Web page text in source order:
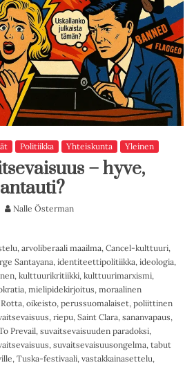
Politiikka Yhteiskunta Yleinen
– hyve,
Nalle Österman
, arvoliberaali maailma, Cancel-kulttuuri,
Santayana, identiteettipolitiikka, ideologia,
, kulttuurikritiikki, kulttuurimarxismi,
, mielipidekirjoitus, moraalinen
, oikeisto, perussuomalaiset, poliittinen
, riepu, Saint Clara, sananvapaus,
Prevail, suvaitsevaisuuden paradoksi,
, suvaitsevaisuusongelma, tabut
, Tuska-festivaali, vastakkainasettelu,